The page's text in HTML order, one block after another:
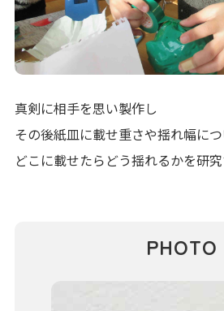
真剣に相手を思い製作し
その後紙皿に載せ重さや揺れ幅につ
どこに載せたらどう揺れるかを研究
PHOTO